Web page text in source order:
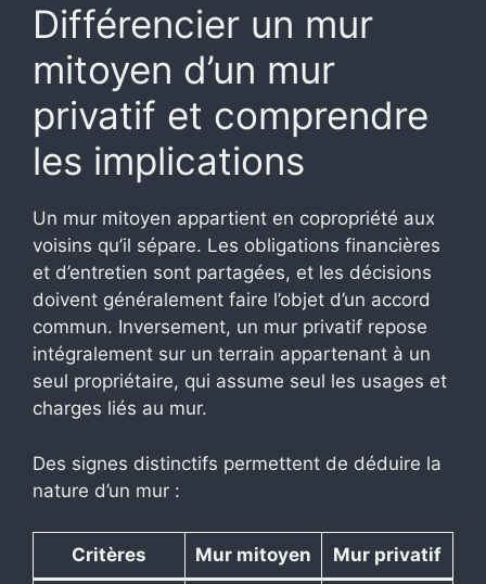
Différencier un mur
mitoyen d’un mur
privatif et comprendre
les implications
Un mur mitoyen appartient en copropriété aux
voisins qu’il sépare. Les obligations financières
et d’entretien sont partagées, et les décisions
doivent généralement faire l’objet d’un accord
commun. Inversement, un mur privatif repose
intégralement sur un terrain appartenant à un
seul propriétaire, qui assume seul les usages et
charges liés au mur.
Des signes distinctifs permettent de déduire la
nature d’un mur :
Critères Mur mitoyen Mur privatif